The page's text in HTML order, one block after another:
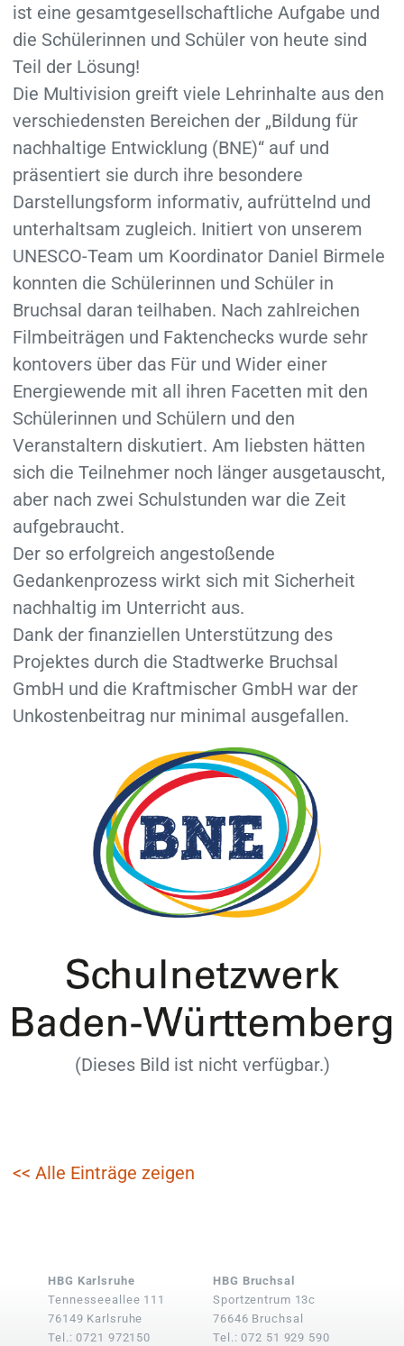
ist eine gesamtgesellschaftliche Aufgabe und
die Schülerinnen und Schüler von heute sind
Teil der Lösung!
Die Multivision greift viele Lehrinhalte aus den
verschiedensten Bereichen der „Bildung für
nachhaltige Entwicklung (BNE)“ auf und
präsentiert sie durch ihre besondere
Darstellungsform informativ, aufrüttelnd und
unterhaltsam zugleich. Initiert von unserem
UNESCO-Team um Koordinator Daniel Birmele
konnten die Schülerinnen und Schüler in
Bruchsal daran teilhaben. Nach zahlreichen
Filmbeiträgen und Faktenchecks wurde sehr
kontovers über das Für und Wider einer
Energiewende mit all ihren Facetten mit den
Schülerinnen und Schülern und den
Veranstaltern diskutiert. Am liebsten hätten
sich die Teilnehmer noch länger ausgetauscht,
aber nach zwei Schulstunden war die Zeit
aufgebraucht.
Der so erfolgreich angestoßende
Gedankenprozess wirkt sich mit Sicherheit
nachhaltig im Unterricht aus.
Dank der finanziellen Unterstützung des
Projektes durch die Stadtwerke Bruchsal
GmbH und die Kraftmischer GmbH war der
Unkostenbeitrag nur minimal ausgefallen.
(Dieses Bild ist nicht verfügbar.)
<< Alle Einträge zeigen
HBG Karlsruhe
Tennesseeallee 111
76149 Karlsruhe
Tel.: 0721 972150
HBG Bruchsal
Sportzentrum 13c
76646 Bruchsal
Tel.: 072 51 929 590